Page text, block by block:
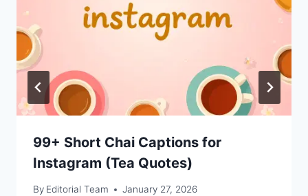
99+ Short Chai Captions for
Instagram (Tea Quotes)
By Editorial Team January 27, 2026